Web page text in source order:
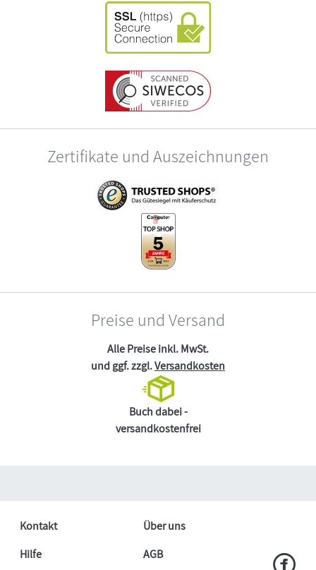
Zertifikate und Auszeichnungen
Preise und Versand
Alle Preise inkl. MwSt.
und ggf. zzgl.Versandkosten
Buch dabei -
versandkostenfrei
Kontakt
Über uns
Hilfe
AGB